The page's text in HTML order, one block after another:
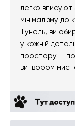
легко
мінімалізму
Тунель, ви
у кожній
простору —
витвором